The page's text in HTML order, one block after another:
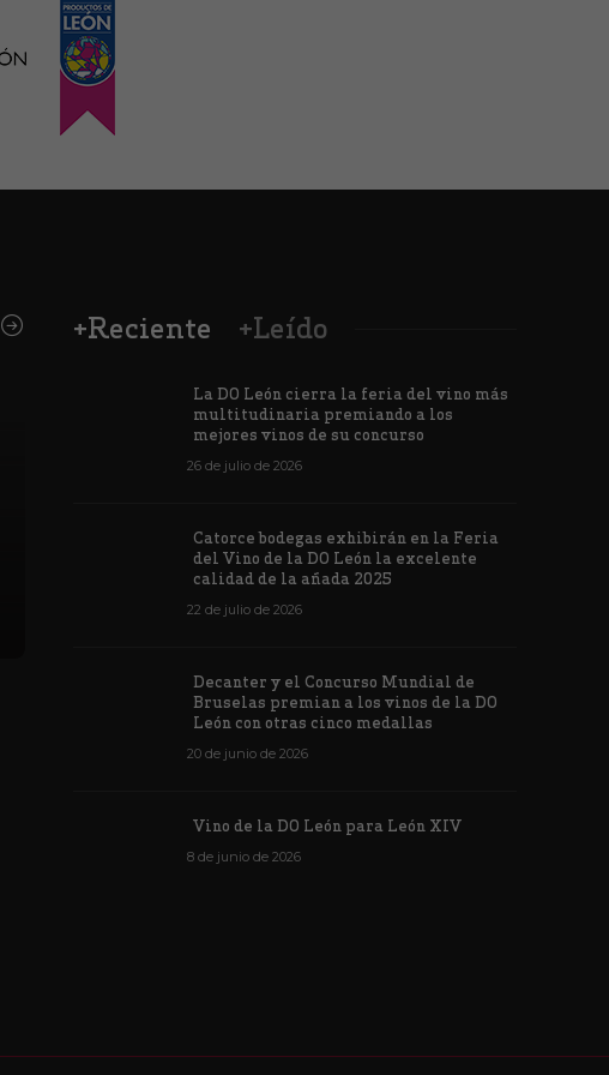
Vino de la DO León para León XIV
1171
+Reciente +Leído
La DO León cierra la feria del vino más
multitudinaria premiando a los
mejores vinos de su concurso
26 de julio de 2026
Catorce bodegas exhibirán en la Feria
del Vino de la DO León la excelente
calidad de la añada 2025
22 de julio de 2026
Decanter y el Concurso Mundial de
Bruselas premian a los vinos de la DO
León con otras cinco medallas
20 de junio de 2026
Vino de la DO León para León XIV
8 de junio de 2026